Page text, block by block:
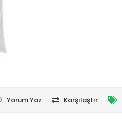
Yorum Yaz Karşılaştır